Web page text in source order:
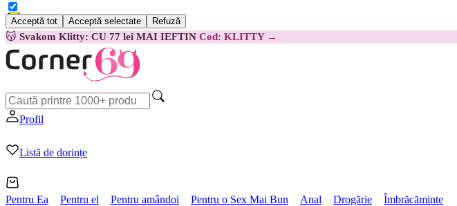
Acceptă tot Acceptă selectate Refuză
Română
😽 Svakom Klitty: CU 77 lei MAI IEFTIN Cod: KLITTY →
Profil
Listă de dorințe
Pentru Ea Pentru el Pentru amândoi Pentru o Sex Mai Bun Anal Drogărie
Îmbrăcăminte